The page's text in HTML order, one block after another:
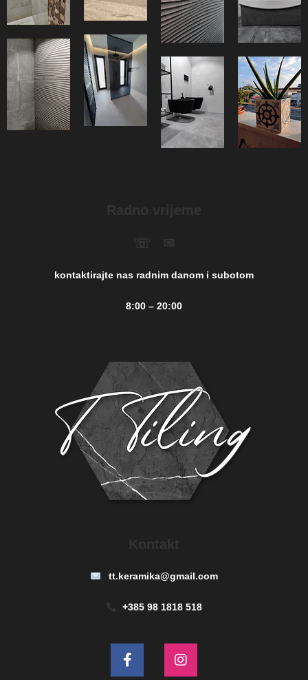
kontaktirajte nas radnim danom i subotom
8:00 – 20:00
tt.keramika@gmail.com
+385 98 1818 518